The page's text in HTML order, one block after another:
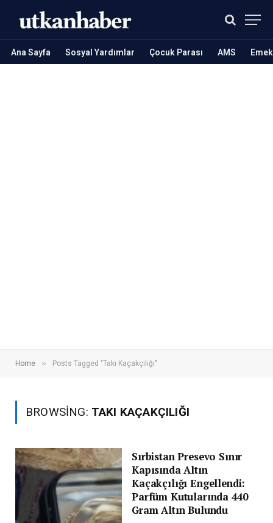
Ana Sayfa Sosyal Yardımlar Çocuk Parası AMS
Home » Posts Tagged "Takı Kaçakçılığı"
BROWSING: TAKI KAÇAKÇILIĞI
Sırbistan Presevo Sınır
Kapısında Altın
Kaçakçılığı Engellendi:
Parfüm Kutularında 440
Gram Altın Bulundu